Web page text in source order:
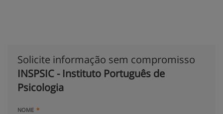
Solicite informação sem compromisso
INSPSIC - Instituto Português de
Psicologia
NOME